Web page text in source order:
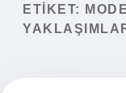
Yasal Uyarı
ETIKET: